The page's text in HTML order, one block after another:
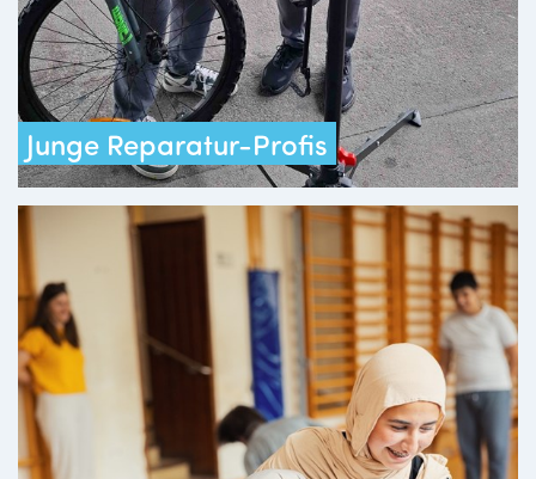
Junge Reparatur-Profis